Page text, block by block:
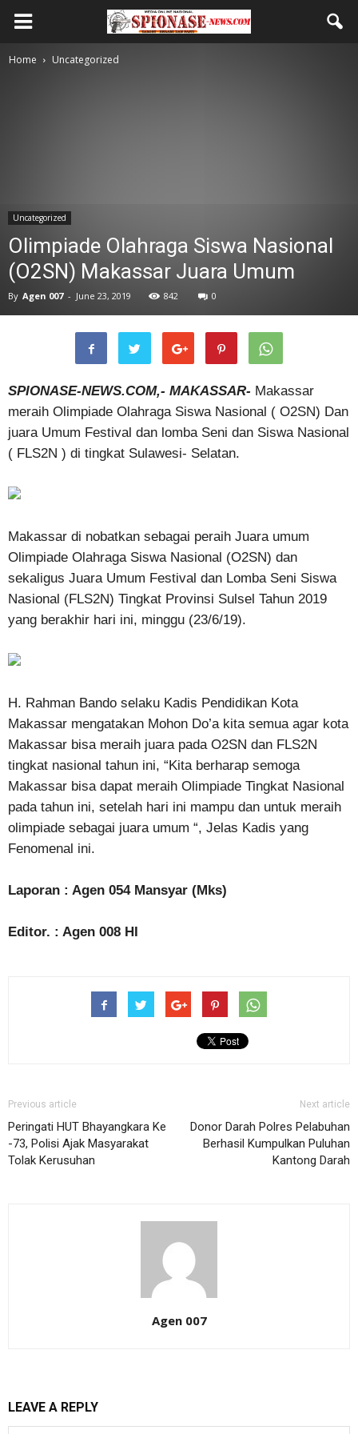
Home Uncategorized
Uncategorized
Olimpiade Olahraga Siswa Nasional
(O2SN) Makassar Juara Umum
By Agen 007 - June 23, 2019 842 0
SPIONASE-NEWS.COM,- MAKASSAR- Makassar
meraih Olimpiade Olahraga Siswa Nasional ( O2SN) Dan
juara Umum Festival dan lomba Seni dan Siswa Nasional
( FLS2N ) di tingkat Sulawesi- Selatan.
Makassar di nobatkan sebagai peraih Juara umum
Olimpiade Olahraga Siswa Nasional (O2SN) dan
sekaligus Juara Umum Festival dan Lomba Seni Siswa
Nasional (FLS2N) Tingkat Provinsi Sulsel Tahun 2019
yang berakhir hari ini, minggu (23/6/19).
H. Rahman Bando selaku Kadis Pendidikan Kota
Makassar mengatakan Mohon Do’a kita semua agar kota
Makassar bisa meraih juara pada O2SN dan FLS2N
tingkat nasional tahun ini, “Kita berharap semoga
Makassar bisa dapat meraih Olimpiade Tingkat Nasional
pada tahun ini, setelah hari ini mampu dan untuk meraih
olimpiade sebagai juara umum “, Jelas Kadis yang
Fenomenal ini.
Laporan : Agen 054 Mansyar (Mks)
Editor. : Agen 008 HI
Previous article
Peringati HUT Bhayangkara Ke
-73, Polisi Ajak Masyarakat
Tolak Kerusuhan
Next article
Donor Darah Polres Pelabuhan
Berhasil Kumpulkan Puluhan
Kantong Darah
Agen 007
LEAVE A REPLY